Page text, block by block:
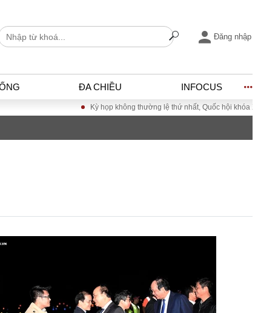
Đăng nhập
ĐA CHIỀU INFOCUS
– Đô thị
Kỳ họp không thường lệ thứ nhất, Quốc hội khóa XVI Đưa Nghị